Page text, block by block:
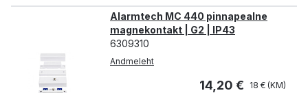
Alarmtech MC 440 pinnapealne
magnekontakt | G2 | IP43
6309310
Andmeleht
14,20 € 18 €